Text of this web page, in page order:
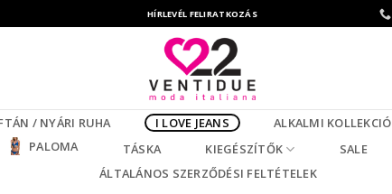
HÍRLEVÉL FELIRATKOZÁS
/ NYÁRI RUHA I LOVE JEANS ALKALMI KOLLEKCIÓ
PALOMA TÁSKA KIEGÉSZÍTŐK SALE
ÁLTALÁNOS SZERZŐDÉSI FELTÉTELEK